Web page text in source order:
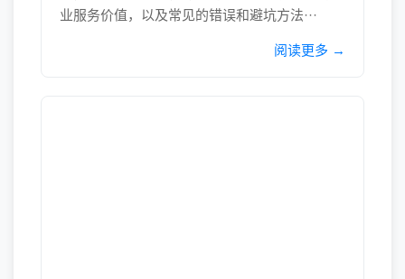
业服务价值，以及常见的错误和避坑方法···
阅读更多 →